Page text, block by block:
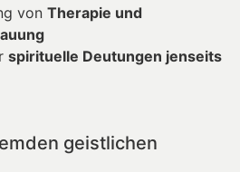
von Therapie und
spirituelle Deutungen jenseits
geistlichen